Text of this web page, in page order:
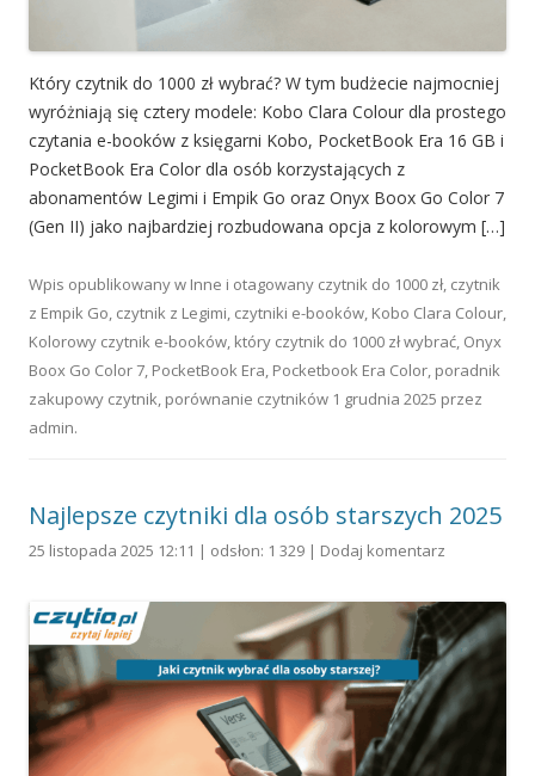
Który czytnik do 1000 zł wybrać? W tym budżecie najmocniej
wyróżniają się cztery modele: Kobo Clara Colour dla prostego
czytania e-booków z księgarni Kobo, PocketBook Era 16 GB i
PocketBook Era Color dla osób korzystających z
abonamentów Legimi i Empik Go oraz Onyx Boox Go Color 7
(Gen II) jako najbardziej rozbudowana opcja z kolorowym […]
Wpis opublikowany w Inne i otagowany czytnik do 1000 zł, czytnik
z Empik Go, czytnik z Legimi, czytniki e-booków, Kobo Clara Colour,
Kolorowy czytnik e-booków, który czytnik do 1000 zł wybrać, Onyx
Boox Go Color 7, PocketBook Era, Pocketbook Era Color, poradnik
zakupowy czytnik, porównanie czytników 1 grudnia 2025 przez
admin.
Najlepsze czytniki dla osób starszych 2025
25 listopada 2025 12:11 | odsłon: 1 329 | Dodaj komentarz